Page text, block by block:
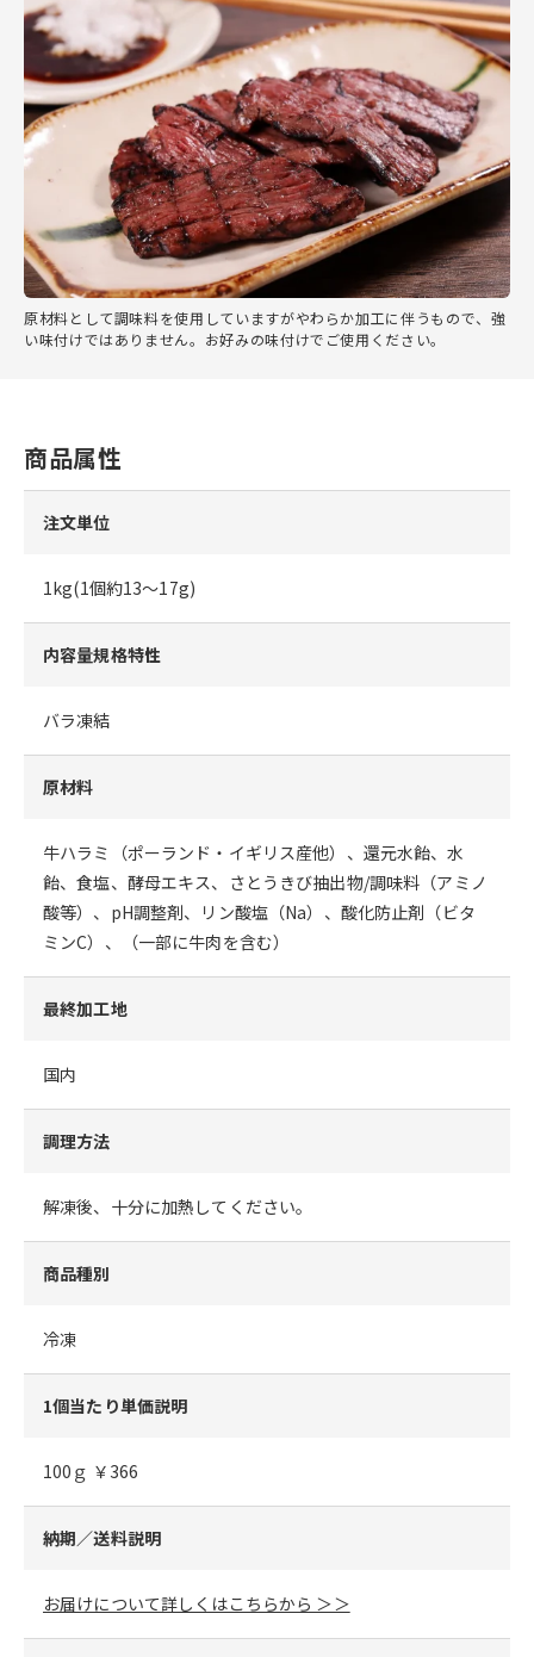
原材料として調味料を使用していますがやわらか加工に伴うもので、強
い味付けではありません。お好みの味付けでご使用ください。
商品属性
注文単位
1kg(1個約13～17g)
内容量規格特性
バラ凍結
原材料
牛ハラミ（ポーランド・イギリス産他）、還元水飴、水
飴、食塩、酵母エキス、さとうきび抽出物/調味料（アミノ
酸等）、pH調整剤、リン酸塩（Na）、酸化防止剤（ビタ
ミンC）、（一部に牛肉を含む）
最終加工地
国内
調理方法
解凍後、十分に加熱してください。
商品種別
冷凍
1個当たり単価説明
100ｇ ￥366
納期／送料説明
お届けについて詳しくはこちらから ＞＞